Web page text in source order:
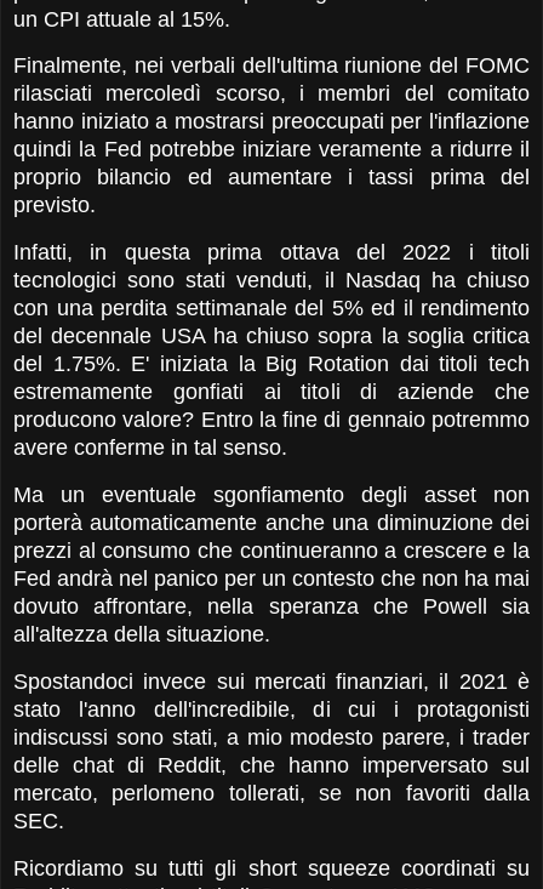
un CPI attuale al 15%.
Finalmente, nei verbali dell'ultima riunione del FOMC
rilasciati mercoledì scorso, i membri del comitato
hanno iniziato a mostrarsi preoccupati per l'inflazione
quindi la Fed potrebbe iniziare veramente a ridurre il
proprio bilancio ed aumentare i tassi prima del
previsto.
Infatti, in questa prima ottava del 2022 i titoli
tecnologici sono stati venduti, il Nasdaq ha chiuso
con una perdita settimanale del 5% ed il rendimento
del decennale USA ha chiuso sopra la soglia critica
del 1.75%. E' iniziata la Big Rotation dai titoli tech
estremamente gonfiati ai titoli di aziende che
producono valore? Entro la fine di gennaio potremmo
avere conferme in tal senso.
Ma un eventuale sgonfiamento degli asset non
porterà automaticamente anche una diminuzione dei
prezzi al consumo che continueranno a crescere e la
Fed andrà nel panico per un contesto che non ha mai
dovuto affrontare, nella speranza che Powell sia
all'altezza della situazione.
Spostandoci invece sui mercati finanziari, il 2021 è
stato l'anno dell'incredibile, di cui i protagonisti
indiscussi sono stati, a mio modesto parere, i trader
delle chat di Reddit, che hanno imperversato sul
mercato, perlomeno tollerati, se non favoriti dalla
SEC.
Ricordiamo su tutti gli short squeeze coordinati su